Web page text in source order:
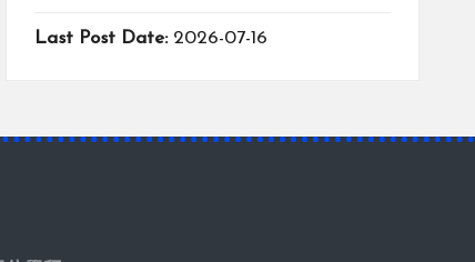
Last Post Date: 2026-07-16